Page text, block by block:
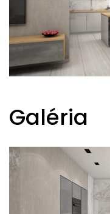
Galéria